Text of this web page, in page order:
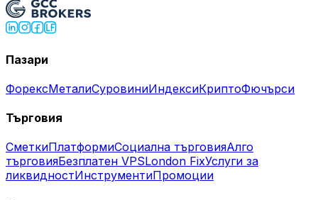
Пазари
ФорексМеталиСуровиниИндексиКриптоФючърси
Търговия
СметкиПлатформиСоциална търговияАлго
търговияБезплатен VPSLondon FixУслуги за
ликвидностИнструментиПромоции